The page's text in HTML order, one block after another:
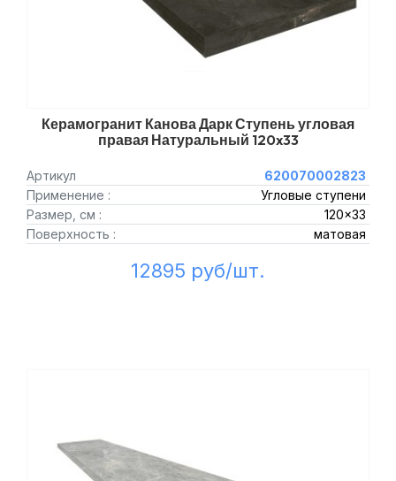
Керамогранит Канова Дарк Ступень угловая
правая Натуральный 120x33
Артикул
620070002823
Применение :
Угловые ступени
Размер, см :
120x33
Поверхность :
матовая
12895 руб/шт.